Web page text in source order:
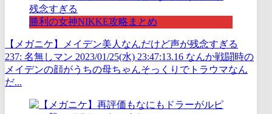
勝利の女神NIKKE攻略まとめ
【メガニケ】メイデン美人なんだけど声が残念すぎる
237: 名無しマン 2023/01/25(水) 23:47:13.16 なんか戦闘時の
メイデンの顔がうちの母ちゃんそっくりでトラウマなん
だ...